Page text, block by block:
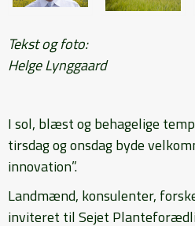
Tekst og foto:
Helge Lynggaard
I sol, blæst og behagelige
tirsdag og onsdag byde
innovation”.
Landmænd, konsulenter,
inviteret til Sejet